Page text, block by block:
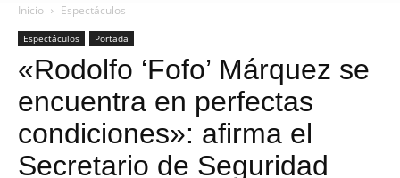
Inicio Espectáculos
Espectáculos Portada
«Rodolfo ‘Fofo’ Márquez se
encuentra en perfectas
condiciones»: afirma el
Secretario de Seguridad